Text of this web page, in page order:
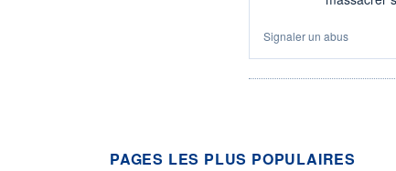
Signaler un abus
PAGES LES PLUS POPULAIRES